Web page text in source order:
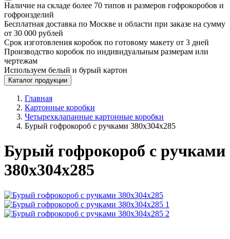
Наличие на складе более 70 типов и размеров гофрокоробов и
гофроизделий
Бесплатная доставка по Москве и области при заказе на сумму
от 30 000 рублей
Срок изготовления коробок по готовому макету от 3 дней
Производство коробок по индивидуальным размерам или
чертежам
Используем белый и бурый картон
Каталог продукции
Главная
Картонные коробки
Четырехклапанные картонные коробки
Бурый гофрокороб с ручками 380х304х285
Бурый гофрокороб с ручками
380х304х285